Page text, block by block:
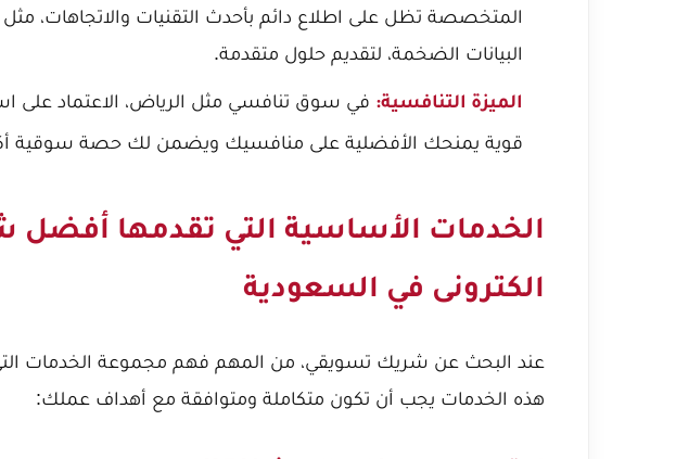
المتخصصة تظل على اطلاع دائم بأحدث التقنيات والاتجاهات، مثل
البيانات الضخمة، لتقديم حلول متقدمة.
الميزة التنافسية: في سوق تنافسي مثل الرياض، الاعتماد على
قوية يمنحك الأفضلية على منافسيك ويضمن لك حصة سوقية
الخدمات الأساسية التي تقدمها
الكترونى في السعودية
عند البحث عن شريك تسويقي، من المهم فهم مجموعة الخدمات التي
هذه الخدمات يجب أن تكون متكاملة ومتوافقة مع أهداف عملك: